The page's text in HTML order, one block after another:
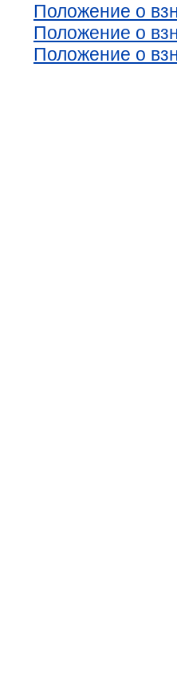
Положение о
Положение о
Положение о